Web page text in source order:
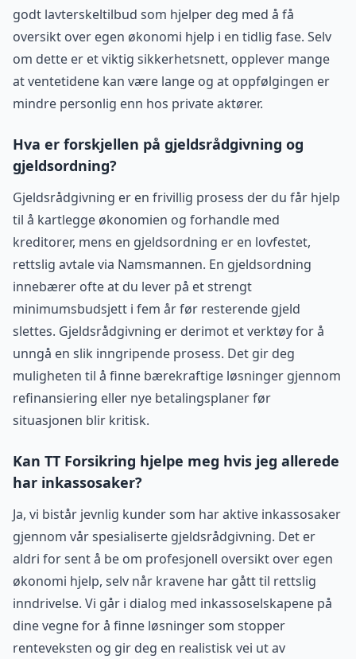
godt lavterskeltilbud som hjelper deg med å få
oversikt over egen økonomi hjelp i en tidlig fase. Selv
om dette er et viktig sikkerhetsnett, opplever mange
at ventetidene kan være lange og at oppfølgingen er
mindre personlig enn hos private aktører.
Hva er forskjellen på gjeldsrådgivning og
gjeldsordning?
Gjeldsrådgivning er en frivillig prosess der du får hjelp
til å kartlegge økonomien og forhandle med
kreditorer, mens en gjeldsordning er en lovfestet,
rettslig avtale via Namsmannen. En gjeldsordning
innebærer ofte at du lever på et strengt
minimumsbudsjett i fem år før resterende gjeld
slettes. Gjeldsrådgivning er derimot et verktøy for å
unngå en slik inngripende prosess. Det gir deg
muligheten til å finne bærekraftige løsninger gjennom
refinansiering eller nye betalingsplaner før
situasjonen blir kritisk.
Kan TT Forsikring hjelpe meg hvis jeg allerede
har inkassosaker?
Ja, vi bistår jevnlig kunder som har aktive inkassosaker
gjennom vår spesialiserte gjeldsrådgivning. Det er
aldri for sent å be om profesjonell oversikt over egen
økonomi hjelp, selv når kravene har gått til rettslig
inndrivelse. Vi går i dialog med inkassoselskapene på
dine vegne for å finne løsninger som stopper
renteveksten og gir deg en realistisk vei ut av